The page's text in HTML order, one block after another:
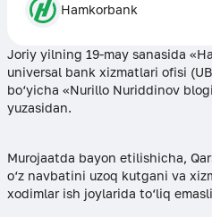
Hamkorbank
Joriy yilning 19-may sanasida
universal bank xizmatlari ofisi
bo‘yicha «Nurillo Nuriddinov
yuzasidan.
Murojaatda bayon etilishicha,
o‘z navbatini uzoq kutgani va
xodimlar ish joylarida to‘liq